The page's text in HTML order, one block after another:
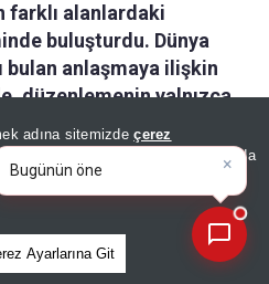
adına sitemizdeçerez
KVKK ve GDPR kapsamında
içinAydınlatma Metnimizi
Ayarlarına Git
farklı alanlardaki
buluşturdu. Dünya
bulan anlaşmaya ilişkin
düzenlemenin yalnızca
görülmemesi
güçlü ordusu
yanı sıra,
ticaret ve
fırsatlar elde
çekildi.
×
Bugünün öne çıkan manşetleri
ve gelişmeleri neler?